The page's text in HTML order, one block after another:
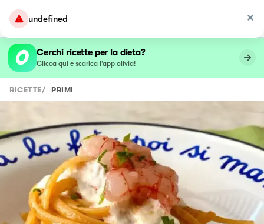
undefined
Cerchi ricette per la dieta?
Clicca qui e scarica l’app olivia!
RICETTE/ PRIMI